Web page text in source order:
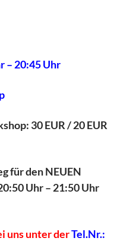
– 20:45 Uhr
30 EUR / 20 EUR
für den NEUEN
Uhr – 21:50 Uhr
uns unterderTel.Nr.: